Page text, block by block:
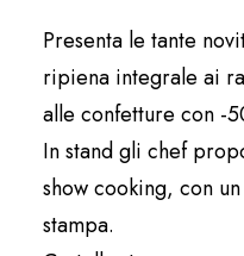
Presenta le tante
ripiena integrale ai
alle confetture con -
In stand gli chef
show cooking, con
stampa.